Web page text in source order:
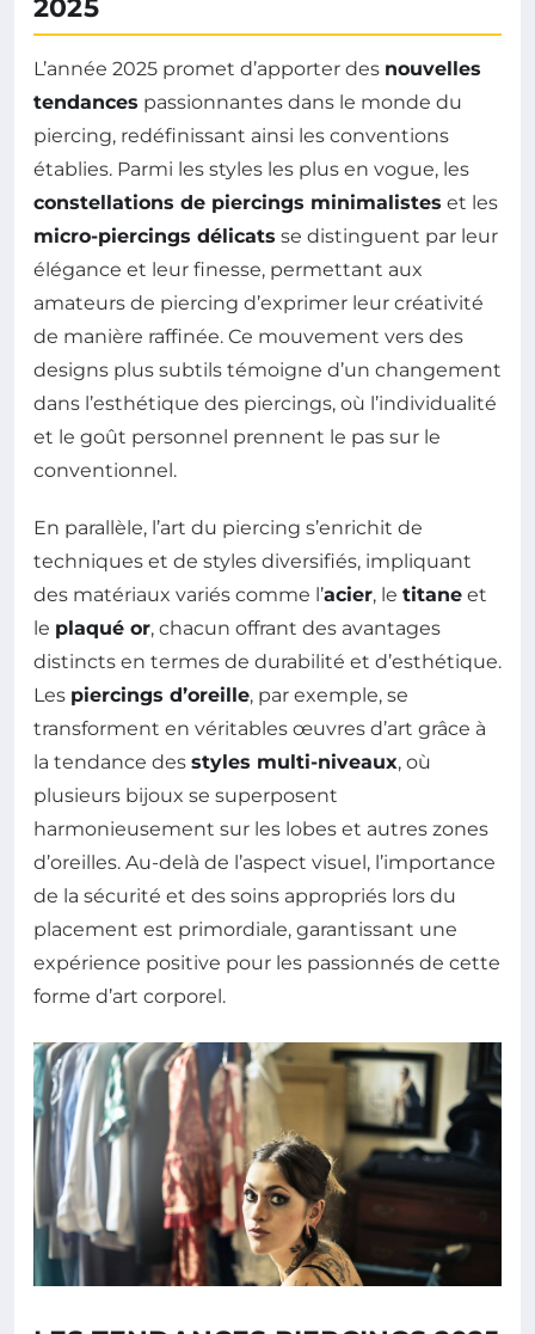
2025
L’année 2025 promet d’apporter des nouvelles
tendances passionnantes dans le monde du
piercing, redéfinissant ainsi les conventions
établies. Parmi les styles les plus en vogue, les
constellations de piercings minimalistes et les
micro-piercings délicats se distinguent par leur
élégance et leur finesse, permettant aux
amateurs de piercing d’exprimer leur créativité
de manière raffinée. Ce mouvement vers des
designs plus subtils témoigne d’un changement
dans l’esthétique des piercings, où l’individualité
et le goût personnel prennent le pas sur le
conventionnel.
En parallèle, l’art du piercing s’enrichit de
techniques et de styles diversifiés, impliquant
des matériaux variés comme l’acier, le titane et
le plaqué or, chacun offrant des avantages
distincts en termes de durabilité et d’esthétique.
Les piercings d’oreille, par exemple, se
transforment en véritables œuvres d’art grâce à
la tendance des styles multi-niveaux, où
plusieurs bijoux se superposent
harmonieusement sur les lobes et autres zones
d’oreilles. Au-delà de l’aspect visuel, l’importance
de la sécurité et des soins appropriés lors du
placement est primordiale, garantissant une
expérience positive pour les passionnés de cette
forme d’art corporel.